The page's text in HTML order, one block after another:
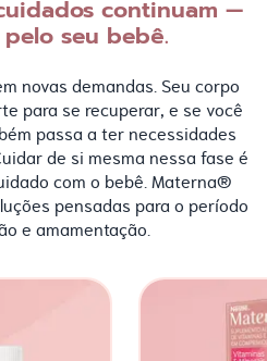
continuam —
seu bebê.
novas demandas. Seu corpo
para se recuperar, e se você
passa a ter necessidades
de si mesma nessa fase é
com o bebê. Materna®
pensadas para o período
e amamentação.